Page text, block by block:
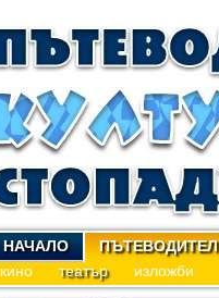
НАЧАЛО
ПЪТЕВОДИТЕЛ
кино
театър изложби